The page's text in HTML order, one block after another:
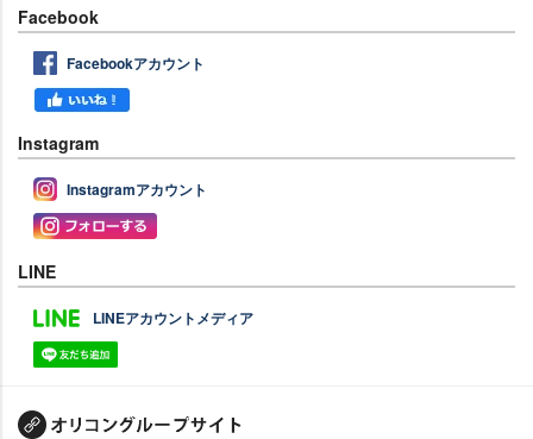
Facebook
Facebookアカウント
Instagram
Instagramアカウント
LINE
LINEアカウントメディア